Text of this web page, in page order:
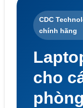
CDC
chính hãng
cho